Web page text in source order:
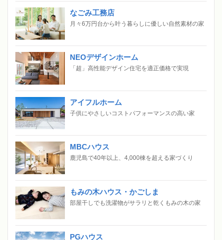
なごみ工務店
月々6万円台から叶う暮らしに優しい自然素材の家
NEOデザインホーム
「超」高性能デザイン住宅を適正価格で実現
アイフルホーム
子供にやさしいコストパフォーマンスの高い家
MBCハウス
鹿児島で40年以上、4,000棟を超える家づくり
もみの木ハウス・かごしま
部屋干しでも洗濯物がサラリと乾くもみの木の家
PGハウス